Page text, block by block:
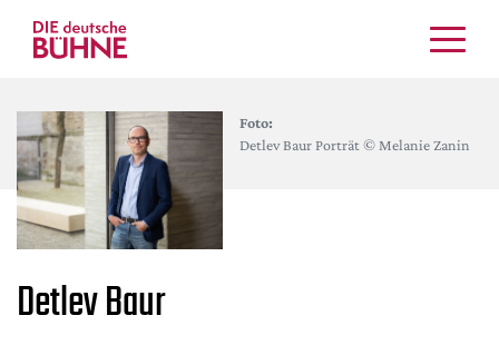
Schauspiel
Musiktheater
Tanz
Crossover
Festivals & Veranstaltungen
Foto:
Detlev Baur Porträt © Melanie Zanin
Detlev Baur